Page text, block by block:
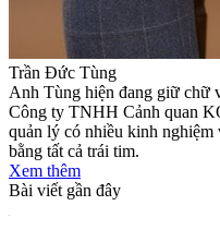
Trần Đức Tùng
Anh Tùng hiện đang giữ chữ
Công ty TNHH Cảnh quan
quản lý có nhiều kinh nghiệm
bằng tất cả trái tim.
Xem thêm
Bài viết gần đây